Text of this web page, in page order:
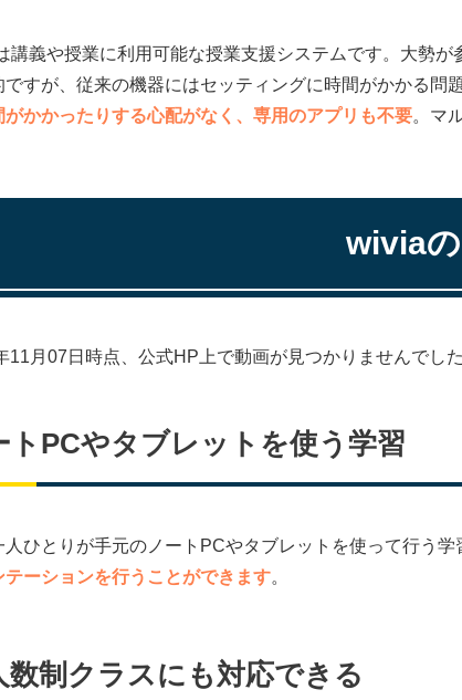
講義や授業に利用可能な授業支援システムです。大勢
ですが、従来の機器にはセッティングに時間がかかる問
がかかったりする心配がなく、専用のアプリも不要。マ
wivia
11月07日時点、公式HP上で動画が見つかりませんでした
トPCやタブレットを使う学習
人ひとりが手元のノートPCやタブレットを使って行う
テーションを行うことができます。
数制クラスにも対応できる